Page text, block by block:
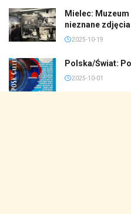
Mielec:
nieznane
2025-10-19
Polska/Świat:
2025-10-01